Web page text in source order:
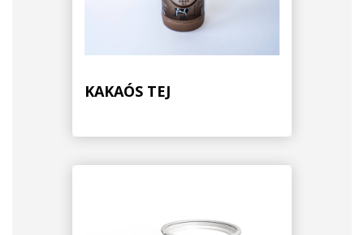
KAKAÓS TEJ